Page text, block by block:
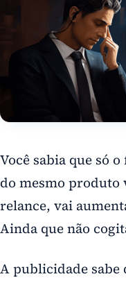
Você sabia que só
do mesmo produto
relance, vai
Ainda que não
A publicidade sabe